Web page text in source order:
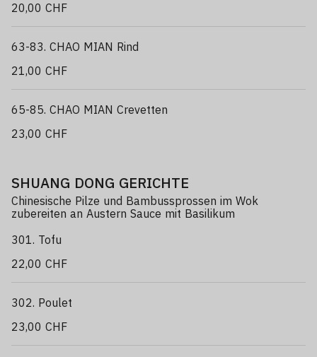
20,00 CHF
63-83. CHAO MIAN Rind
21,00 CHF
65-85. CHAO MIAN Crevetten
23,00 CHF
SHUANG DONG GERICHTE
Chinesische Pilze und Bambussprossen im Wok
zubereiten an Austern Sauce mit Basilikum
301. Tofu
22,00 CHF
302. Poulet
23,00 CHF